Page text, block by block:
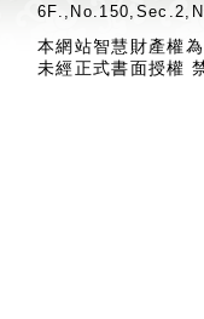
本網站智慧財產權
未經正式書面授權